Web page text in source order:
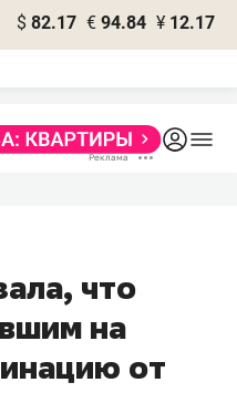
$ 82.17 € 94.84 ¥ 12.17
что
на
от